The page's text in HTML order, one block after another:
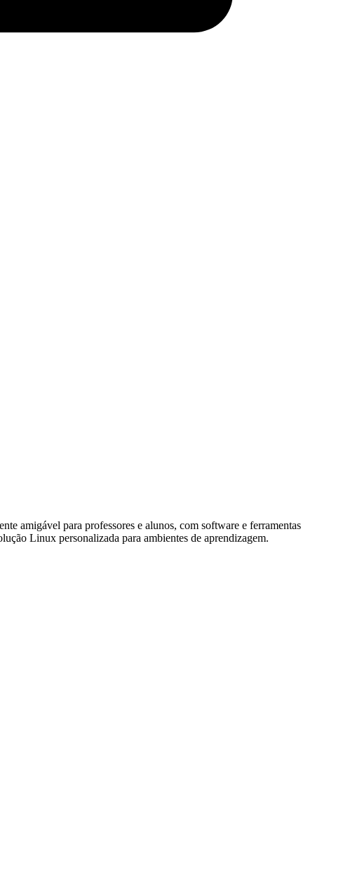
amigável para professores e alunos, com software e ferramentas
Linux personalizada para ambientes de aprendizagem.